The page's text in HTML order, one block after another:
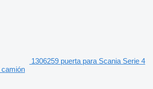
1306259 puerta para Scania Serie 4
camión